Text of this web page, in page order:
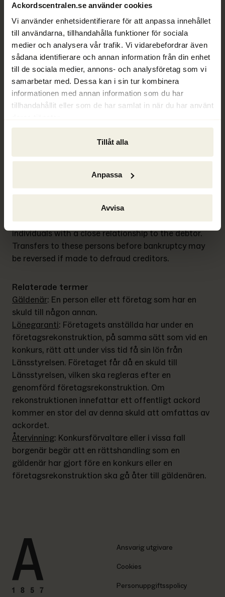
Ackordscentralen.se använder cookies
Vi använder enhetsidentifierare för att anpassa innehållet
till användarna, tillhandahålla funktioner för sociala
medier och analysera vår trafik. Vi vidarebefordrar även
sådana identifierare och annan information från din enhet
till de sociala medier, annons- och analysföretag som vi
samarbetar med. Dessa kan i sin tur kombinera
informationen med annan information som du har
tillhandahållit eller som de har samlat in när du har använt
Tillåt alla
Anpassa
Avvisa
sitt systerföretag trots att det finna skulder
till andra borgenärer – Systerföretaget
presumeras känna till såväl insolvensen som det
otillbörliga i att ha fått betalt före andra
borgenärer. För att undgå återvinning måste
systerföretaget styrka att det inte kände till eller
haft anledning att känna till dess omständigheter
Synonymer och relaterade begrepp:
Ond tro
Definition in English: Related persons
Related persons refers to close family members or
individuals with a close relationship to the debtor.
Transfers to these persons before bankruptcy may
be reversed if made to defraud creditors.
Relaterade termer
Gäldenär: En person eller ett företag som har en
skuld till någon annan.
Lönegaranti: Företagets anställda har under en
företagsrekonstruktion, på samma sätt som vid en
konkurs, rätt att under viss tid få sin lön från
Länsstyrelsen. Företaget får då en skuld till
Länsstyrelsen, vilken ska regleras efter en
genomförd företagsrekonstruktion. Om
rekonstruktionen innefattar ett offentligt ackord
kommer en stor del av denna skuld att omfattas av
ackordet.
Återvinning: Konkursförvaltare eller i vissa fall
borgenär begär att en rättshandling som en
gäldenär har gjort före en konkurs eller en
företagsrekonstruktion ska gå åter till gäldenären.
Ansvarig utgivare
Cookies
Personuppgiftsspolicy